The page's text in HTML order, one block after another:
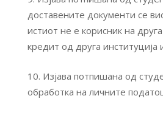
доставените документи се
истиот не е корисник на
кредит од друга институција
Изјава потпишана од
обработка на личните